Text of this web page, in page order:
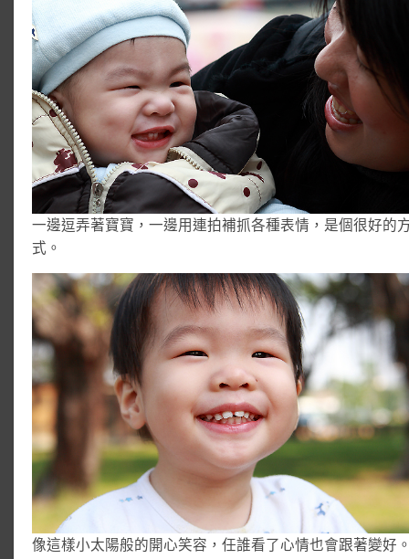
一邊逗弄著寶寶，一邊用連拍補抓各種表情，是個很好的
式。
像這樣小太陽般的開心笑容，任誰看了心情也會跟著變好